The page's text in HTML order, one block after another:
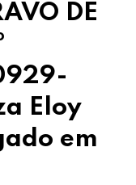
DE
Eloy
em